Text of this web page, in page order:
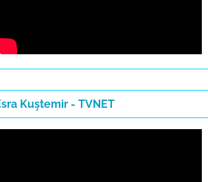
Kuştemir - TVNET